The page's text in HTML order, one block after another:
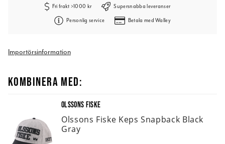
Fri frakt >1000 kr Supersnabba leveranser
Personlig service Betala med Walley
Importörsinformation
KOMBINERA MED:
OLSSONS FISKE
Olssons Fiske Keps Snapback Black
Gray